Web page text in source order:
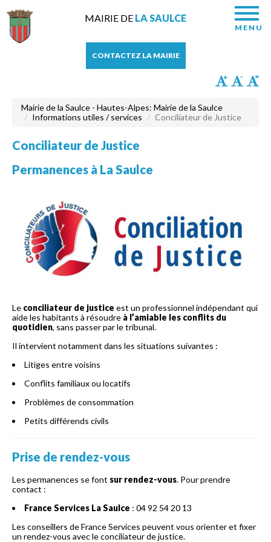
MAIRIE DE LA SAULCE
MENU
CONTACTEZ LA MAIRIE
Mairie de la Saulce - Hautes-Alpes: Mairie de la Saulce
Informations utiles / services
Conciliateur de Justice
Conciliateur de Justice
Permanences à La Saulce
Le conciliateur de justice est un professionnel indépendant qui
aide les habitants à résoudre à l’amiable les conflits du
quotidien, sans passer par le tribunal.
Il intervient notamment dans les situations suivantes :
Litiges entre voisins
Conflits familiaux ou locatifs
Problèmes de consommation
Petits différends civils
Prise de rendez-vous
Les permanences se font sur rendez-vous. Pour prendre
contact :
France Services La Saulce : 04 92 54 20 13
Les conseillers de France Services peuvent vous orienter et fixer
un rendez-vous avec le conciliateur de justice.